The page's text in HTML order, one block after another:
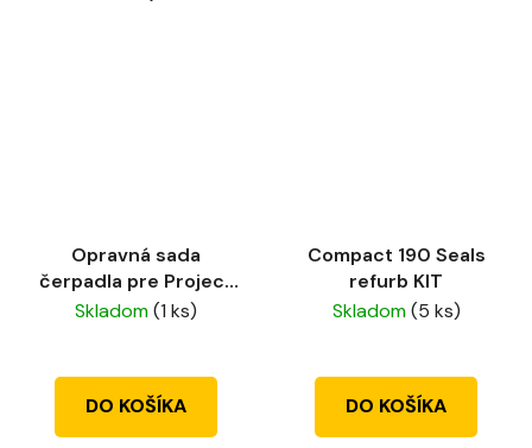
Opravná sada
čerpadla pre Project
Pro 117
Skladom(1 ks)
DO KOŠÍKA
Compact 190 Seals
refurb KIT
Skladom(5 ks)
DO KOŠÍKA